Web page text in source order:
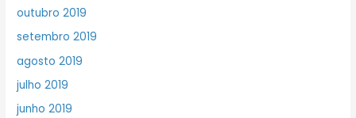
outubro 2019
setembro 2019
agosto 2019
julho 2019
junho 2019